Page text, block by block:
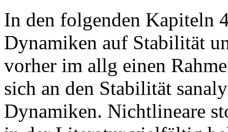
In den folgenden Kapiteln
Dynamiken auf Stabilität
vorher im allg einen
sich an den Stabilität
Dynamiken. Nichtlineare